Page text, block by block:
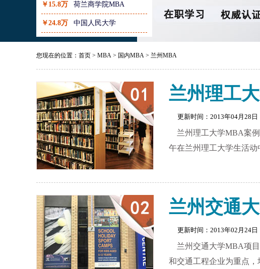
￥15.8万 荷兰商学院MBA
￥24.8万 中国人民大学
您现在的位置： 首页 > MBA > 国内MBA > 兰州MBA
兰州理工
更新时间：2013年04月28
兰州理工大学MBA案
午在兰州理工大学生活
兰州交通
更新时间：2013年02月24
兰州交通大学MBA项
和交通工程企业为重点